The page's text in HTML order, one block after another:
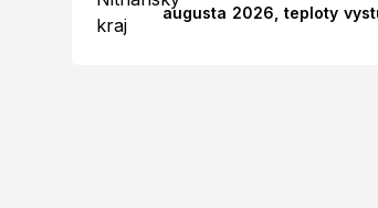
augusta 2026, teploty